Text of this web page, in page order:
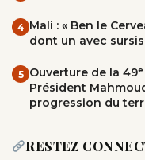
4 Mali : « Ben le
dont un avec
5 Ouverture de la
Président
progression du
RESTEZ